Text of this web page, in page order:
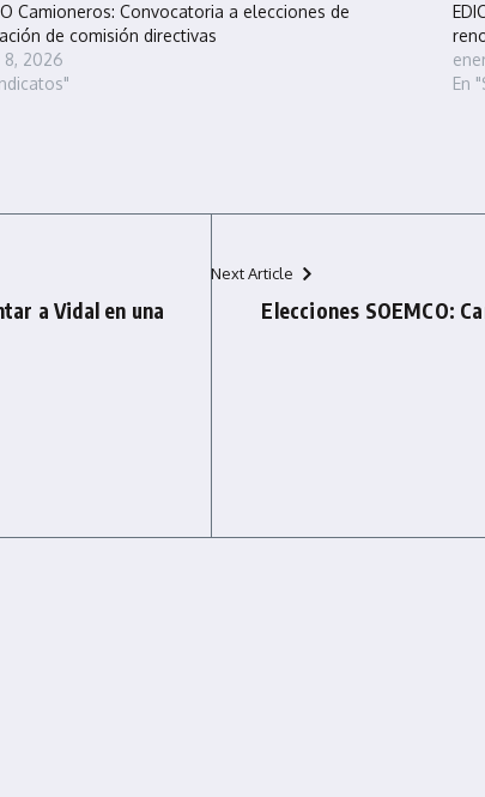
Camioneros: Convocatoria a elecciones de
de comisión directivas
8, 2026
En
a Vidal en una
Next Article
Elecciones SOEMCO: